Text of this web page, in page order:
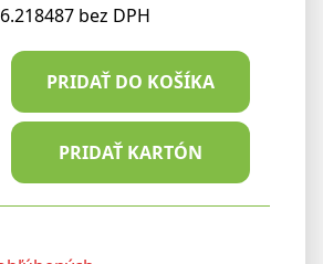
6.218487 bez DPH
PRIDAŤ DO KOŠÍKA
PRIDAŤ KARTÓN